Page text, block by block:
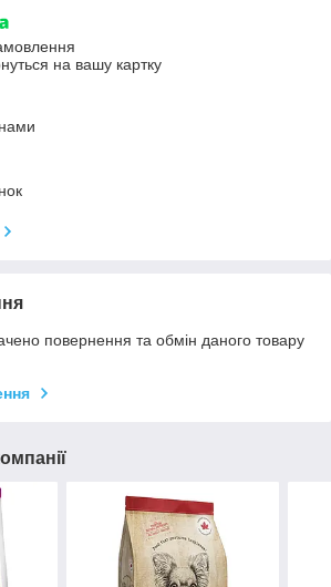
на вашу картку
повернення та обмін даного товару